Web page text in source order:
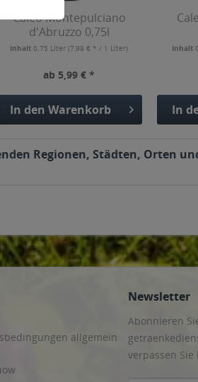
Caleo Montepulciano
d'Abruzzo 0,75l
Inhalt0.75 Liter(7,99 € * / 1 Liter)
ab 5,99 € *
In den Warenkorb
Inhalt
In
Regionen, Städten, Orten
allgemein
Newsletter
Abonnieren
verpassen Sie